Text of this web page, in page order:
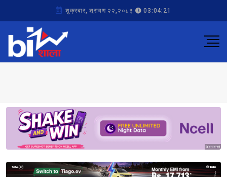
शुक्रबार, श्रावण २२,२०८३ 03:04:21
Sponsored